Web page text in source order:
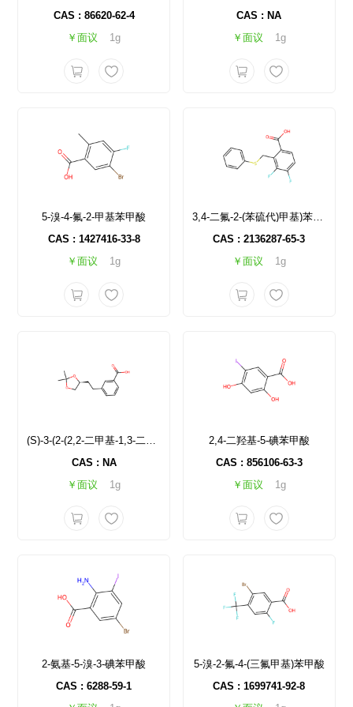
CAS : 86620-62-4
￥面议
1g
CAS : NA
￥面议
1g
5-溴-4-氟-2-甲基苯甲酸
CAS : 1427416-33-8
￥面议
1g
3,4-二氟-2-(苯硫代)甲基)苯甲酸
CAS : 2136287-65-3
￥面议
1g
(S)-3-(2-(2,2-二甲基-1,3-二氧戊-4-基)乙基)苯甲酸
CAS : NA
￥面议
1g
2,4-二羟基-5-碘苯甲酸
CAS : 856106-63-3
￥面议
1g
2-氨基-5-溴-3-碘苯甲酸
CAS : 6288-59-1
5-溴-2-氟-4-(三氟甲基)苯甲酸
CAS : 1699741-92-8